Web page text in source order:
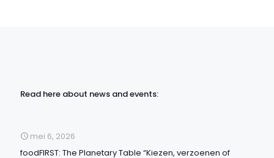
Read here about news and events:
mei 6, 2026
foodFIRST: The Planetary Table “Kiezen, verzoenen of